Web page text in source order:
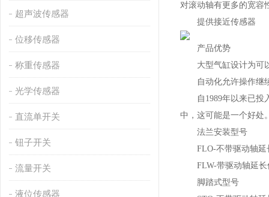
超声波传感器
位移传感器
称重传感器
光学传感器
直流单开关
钮子开关
流量开关
液位传感器
对滚动轴有更多的宽容
提供接近传感器
产品优势
大型气缸设计为可以
自动化允许操作继续
自1989年以来已投入
中，这可能是一个好处
法兰安装型号
FLO-不带驱动轴延
FLW-带驱动轴延长
脚踏式型号